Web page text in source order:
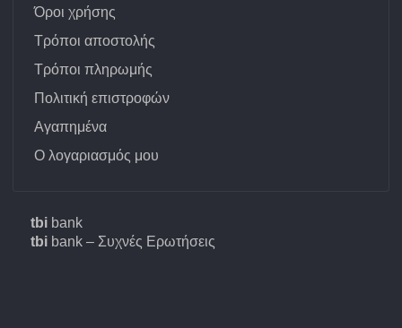
Όροι χρήσης
Τρόποι αποστολής
Τρόποι πληρωμής
Πολιτική επιστροφών
Αγαπημένα
Ο λογαριασμός μου
tbi bank
tbi bank – Συχνές Ερωτήσεις